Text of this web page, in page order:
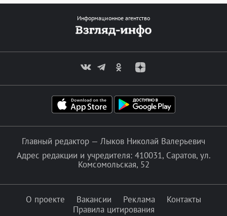
Информационное агентство
Главный редактор — Лыков Николай Валерьевич
Адрес редакции и учредителя: 410031, Саратов, ул.
Комсомольская, 52
О проекте Вакансии Реклама
Контакты
Правила цитирования